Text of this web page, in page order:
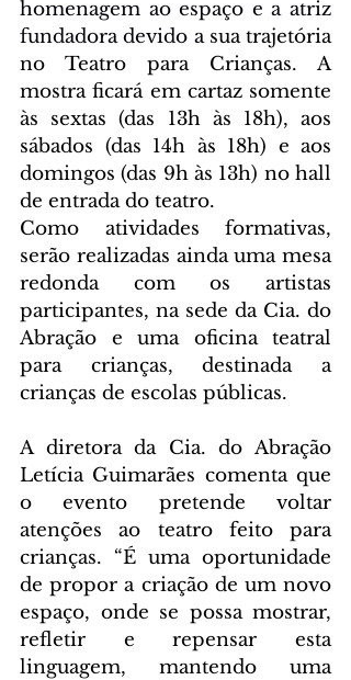
homenagem ao espaço e a atriz
fundadora devido a sua trajetória
no Teatro para Crianças. A
mostra ficará em cartaz somente
às sextas (das 13h às 18h), aos
sábados (das 14h às 18h) e aos
domingos (das 9h às 13h) no hall
de entrada do teatro.
Como atividades formativas,
serão realizadas ainda uma mesa
redonda com os artistas
participantes, na sede da Cia. do
Abração e uma oficina teatral
para crianças, destinada a
crianças de escolas públicas.
A diretora da Cia. do Abração
Letícia Guimarães comenta que
o evento pretende voltar
atenções ao teatro feito para
crianças. “É uma oportunidade
de propor a criação de um novo
espaço, onde se possa mostrar,
refletir e repensar esta
linguagem, mantendo uma